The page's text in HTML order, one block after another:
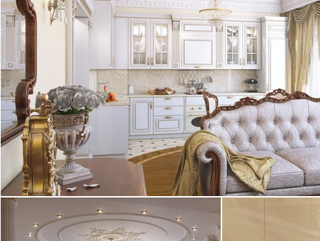
квартира, 140 м2
25.03.2013